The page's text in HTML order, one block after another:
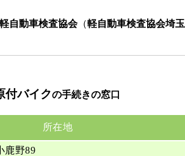
自動車検査協会（軽自動車検査協会埼玉
付バイクの手続きの窓口
所在地
鹿野89